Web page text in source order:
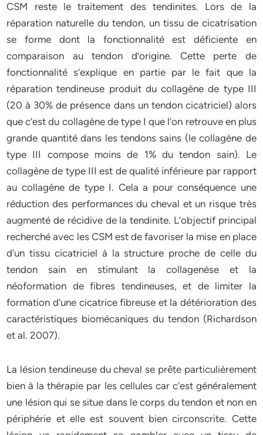
CSM reste le traitement des tendinites. Lors de la
réparation naturelle du tendon, un tissu de cicatrisation
se forme dont la fonctionnalité est déficiente en
comparaison au tendon d’origine. Cette perte de
fonctionnalité s’explique en partie par le fait que la
réparation tendineuse produit du collagène de type III
(20 à 30% de présence dans un tendon cicatriciel) alors
que c’est du collagène de type I que l’on retrouve en plus
grande quantité dans les tendons sains (le collagène de
type III compose moins de 1% du tendon sain). Le
collagène de type III est de qualité inférieure par rapport
au collagène de type I. Cela a pour conséquence une
réduction des performances du cheval et un risque très
augmenté de récidive de la tendinite. L’objectif principal
recherché avec les CSM est de favoriser la mise en place
d’un tissu cicatriciel à la structure proche de celle du
tendon sain en stimulant la collagenèse et la
néoformation de fibres tendineuses, et de limiter la
formation d’une cicatrice fibreuse et la détérioration des
caractéristiques biomécaniques du tendon (Richardson
et al. 2007).
La lésion tendineuse du cheval se prête particulièrement
bien à la thérapie par les cellules car c’est généralement
une lésion qui se situe dans le corps du tendon et non en
périphérie et elle est souvent bien circonscrite. Cette